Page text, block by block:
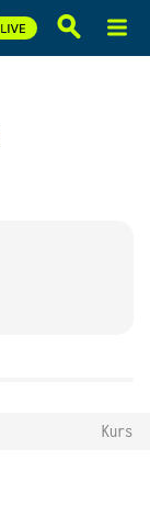
Kurs